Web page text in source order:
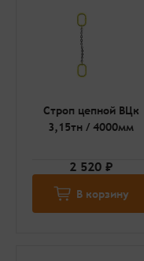
Строп цепной ВЦк
3,15тн / 4000мм
2 520 ₽
В корзину